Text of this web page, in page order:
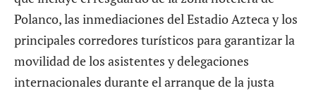
Polanco, las inmediaciones del Estadio Azteca y los
principales corredores turísticos para garantizar la
movilidad de los asistentes y delegaciones
internacionales durante el arranque de la justa